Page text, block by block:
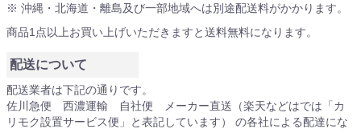
※ 沖縄・北海道・離島及び一部地域へは別途配送料がかかります。
商品1点以上お買い上げいただきますと送料無料になります。
配送について
配送業者は下記の通りです。
佐川急便 西濃運輸 自社便 メーカー直送（楽天などはでは「カ
リモク設置サービス便」と表記しています） の各社による配達にな